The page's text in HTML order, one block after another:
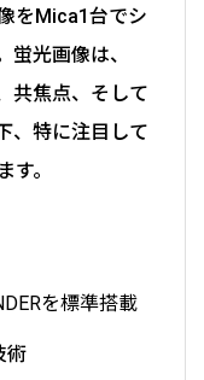
をMica1台でシ
光画像は、
共焦点、そして
、特に注目して
。
を標準搭載
術